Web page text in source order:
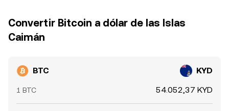
Convertir Bitcoin a dólar de las Islas
Caimán
BTC KYD
1 BTC 54.052,37 KYD